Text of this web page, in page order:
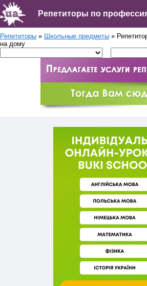
Репетиторы » Школьные предметы »
на дому